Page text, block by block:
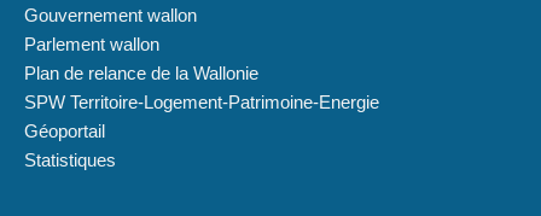
Gouvernement wallon
Parlement wallon
Plan de relance de la Wallonie
SPW Territoire-Logement-Patrimoine-Energie
Géoportail
Statistiques